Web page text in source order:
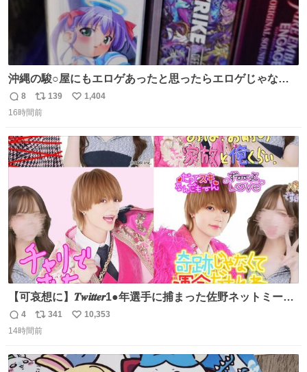
沖縄の駿○屋にもエロゲあったと思ったらエロゲじゃなか
った
返
信
8
リ
ポ
ト
数
139
い
数
1,404
16時間前
【可哀想に】𝑻𝒘𝒊𝒕𝒕𝒆𝒓1●年選手に捕まった佐野ネットミーム
勇斗さんのコラボプリ
返
信
4
リ
ポ
ト
341
い
数
10,353
14時間前